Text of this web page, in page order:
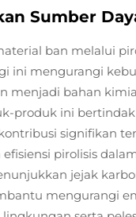
Sumber
ban melalui
ini mengurangi
menjadi bahan
produk ini
signifikan
pirolisis
jejak
mengurangi